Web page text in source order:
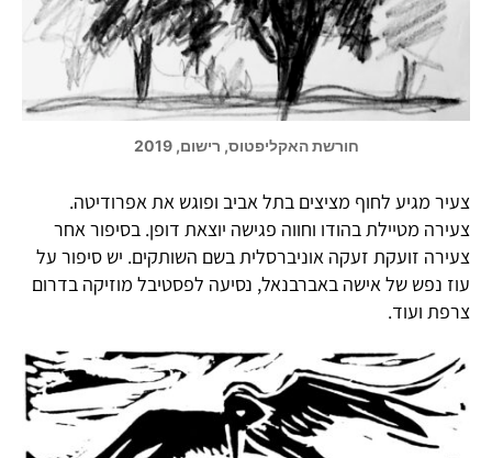
חורשת האקליפטוס, רישום, 2019
צעיר מגיע לחוף מציצים בתל אביב ופוגש את אפרודיטה.
צעירה מטיילת בהודו וחווה פגישה יוצאת דופן. בסיפור אחר
צעירה זועקת זעקה אוניברסלית בשם השותקים. יש סיפור על
עוז נפש של אישה באברבנאל, נסיעה לפסטיבל מוזיקה בדרום
צרפת ועוד.